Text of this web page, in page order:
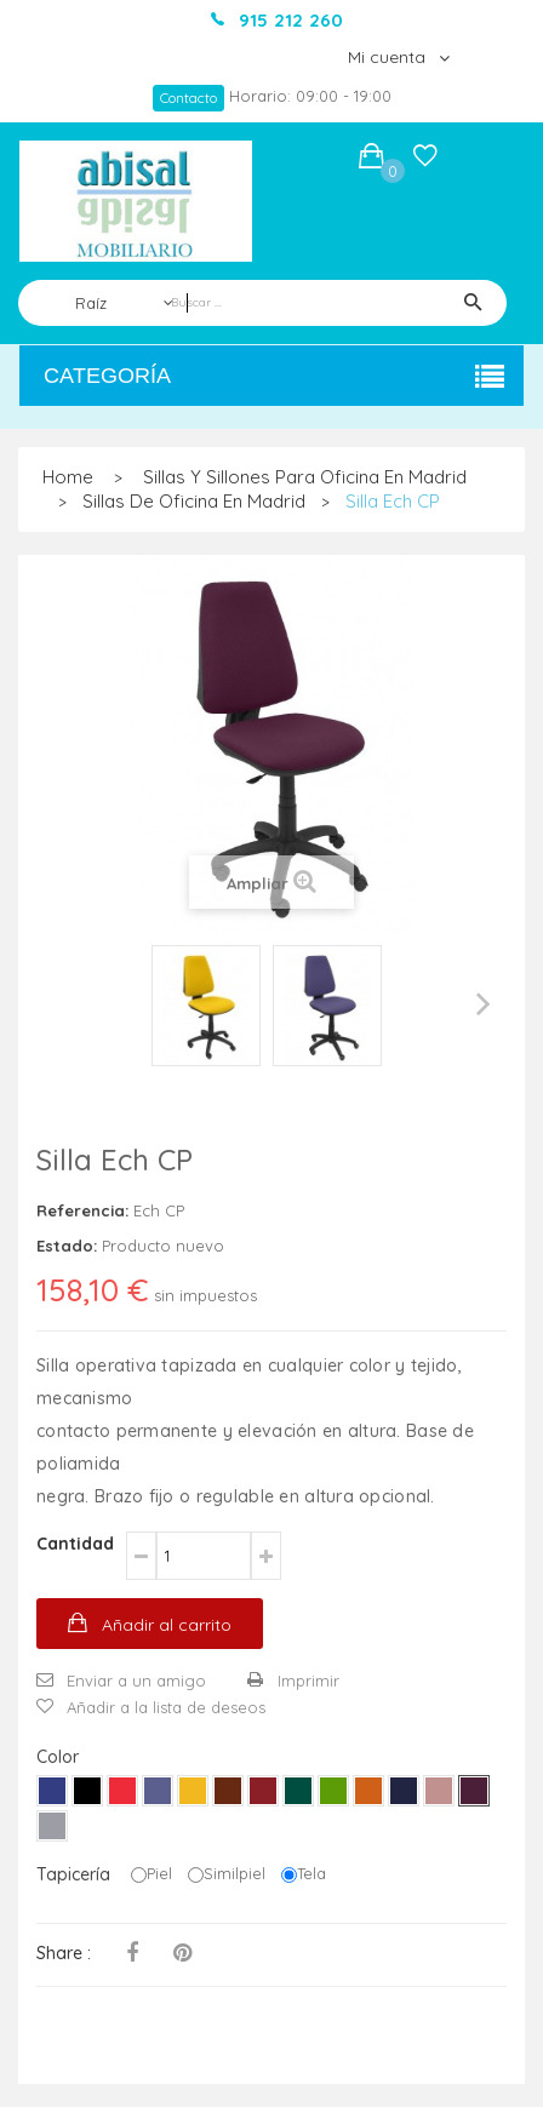
915 212 260
Mi cuenta
Contacto Horario: 09:00 - 19:00
Raíz
0
CATEGORÍA
Home > Sillas Y Sillones Para Oficina En Madrid
> Sillas De Oficina En Madrid > Silla Ech CP
Ampliar
Silla Ech CP
Referencia: Ech CP
Estado: Producto nuevo
158,10 € sin impuestos
Silla operativa tapizada en cualquier color y tejido,
mecanismo
contacto permanente y elevación en altura. Base de
poliamida
negra. Brazo fijo o regulable en altura opcional.
Cantidad
Añadir al carrito
Enviar a un amigo
Imprimir
Añadir a la lista de deseos
Color
Tapicería Piel Similpiel Tela
Share :